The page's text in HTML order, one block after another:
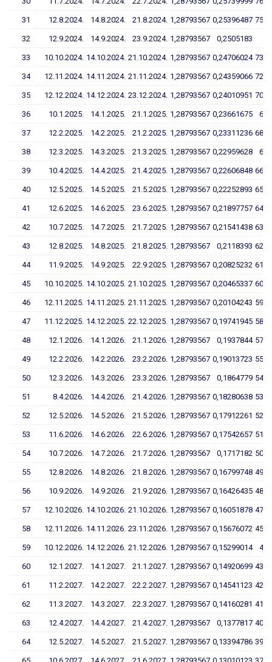
31 12.8.2024. 14.8.2024. 21.8.2024. 1,28793567 0,25396487
32 12.9.2024. 14.9.2024. 23.9.2024. 1,28793567 0,2505183
33 10.10.2024. 14.10.2024. 21.10.2024. 1,28793567 0,24706024
34 12.11.2024. 14.11.2024. 21.11.2024. 1,28793567 0,24359066
35 12.12.2024. 14.12.2024. 23.12.2024. 1,28793567 0,24010951
36 10.1.2025. 14.1.2025. 21.1.2025. 1,28793567 0,23661675
37 12.2.2025. 14.2.2025. 21.2.2025. 1,28793567 0,23311236
38 12.3.2025. 14.3.2025. 21.3.2025. 1,28793567 0,22959628
39 10.4.2025. 14.4.2025. 21.4.2025. 1,28793567 0,22606848
40 12.5.2025. 14.5.2025. 21.5.2025. 1,28793567 0,22252893
41 12.6.2025. 14.6.2025. 23.6.2025. 1,28793567 0,21897757
42 10.7.2025. 14.7.2025. 21.7.2025. 1,28793567 0,21541438
43 12.8.2025. 14.8.2025. 21.8.2025. 1,28793567 0,2118393
44 11.9.2025. 14.9.2025. 22.9.2025. 1,28793567 0,20825232
45 10.10.2025. 14.10.2025. 21.10.2025. 1,28793567 0,20465337
46 12.11.2025. 14.11.2025. 21.11.2025. 1,28793567 0,20104243
47 11.12.2025. 14.12.2025. 22.12.2025. 1,28793567 0,19741945
48 12.1.2026. 14.1.2026. 21.1.2026. 1,28793567 0,1937844
49 12.2.2026. 14.2.2026. 23.2.2026. 1,28793567 0,19013723
50 12.3.2026. 14.3.2026. 23.3.2026. 1,28793567 0,1864779
51 8.4.2026. 14.4.2026. 21.4.2026. 1,28793567 0,18280638
52 12.5.2026. 14.5.2026. 21.5.2026. 1,28793567 0,17912261
53 11.6.2026. 14.6.2026. 22.6.2026. 1,28793567 0,17542657
54 10.7.2026. 14.7.2026. 21.7.2026. 1,28793567 0,1717182
55 12.8.2026. 14.8.2026. 21.8.2026. 1,28793567 0,16799748
56 10.9.2026. 14.9.2026. 21.9.2026. 1,28793567 0,16426435
57 12.10.2026. 14.10.2026. 21.10.2026. 1,28793567 0,16051878
58 12.11.2026. 14.11.2026. 23.11.2026. 1,28793567 0,15676072
59 10.12.2026. 14.12.2026. 21.12.2026. 1,28793567 0,15299014
60 12.1.2027. 14.1.2027. 21.1.2027. 1,28793567 0,14920699
61 11.2.2027. 14.2.2027. 22.2.2027. 1,28793567 0,14541123
62 11.3.2027. 14.3.2027. 22.3.2027. 1,28793567 0,14160281
63 12.4.2027. 14.4.2027. 21.4.2027. 1,28793567 0,1377817
64 12.5.2027. 14.5.2027. 21.5.2027. 1,28793567 0,13394786